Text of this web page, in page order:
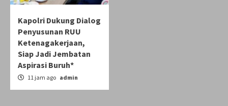
Kapolri Dukung Dialog
Penyusunan RUU
Ketenagakerjaan,
Siap Jadi Jembatan
Aspirasi Buruh*
11 jam ago admin